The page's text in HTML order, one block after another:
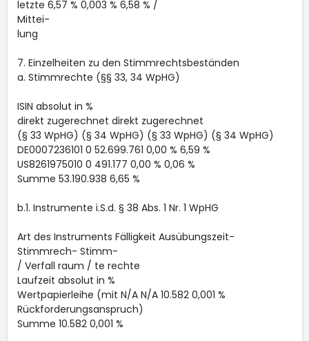
letzte 6,57 % 0,003 % 6,58 % /
Mittei-
lung
7. Einzelheiten zu den Stimmrechtsbeständen
a. Stimmrechte (§§ 33, 34 WpHG)
ISIN absolut in %
direkt zugerechnet direkt zugerechnet
(§ 33 WpHG) (§ 34 WpHG) (§ 33 WpHG) (§ 34 WpHG)
DE0007236101 0 52.699.761 0,00 % 6,59 %
US8261975010 0 491.177 0,00 % 0,06 %
Summe 53.190.938 6,65 %
b.1. Instrumente i.S.d. § 38 Abs. 1 Nr. 1 WpHG
Art des Instruments Fälligkeit Ausübungszeit-
Stimmrech- Stimm-
/ Verfall raum / te rechte
Laufzeit absolut in %
Wertpapierleihe (mit N/A N/A 10.582 0,001 %
Rückforderungsanspruch)
Summe 10.582 0,001 %